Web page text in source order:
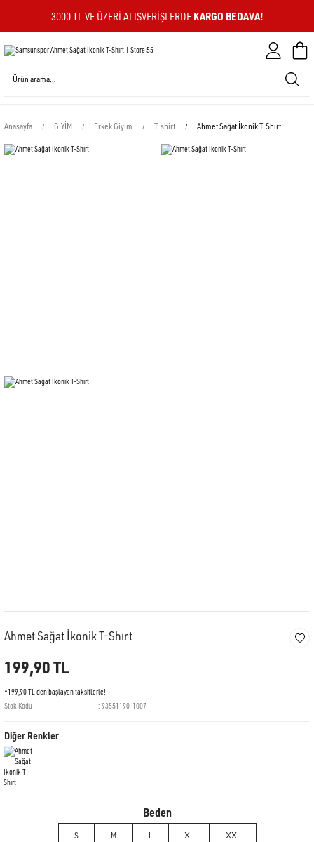
3000 TL VE ÜZERI ALIŞVERIŞLERDE KARGO BEDAVA!
Anasayfa GİYİM Erkek Giyim T-shirt Ahmet Sağat İkonik T-Shırt
Ahmet Sağat İkonik T-Shırt
199,90 TL
*199,90 TL den başlayan taksitlerle!
Stok Kodu
93551190-1007
Diğer Renkler
Beden
S M L XL XXL